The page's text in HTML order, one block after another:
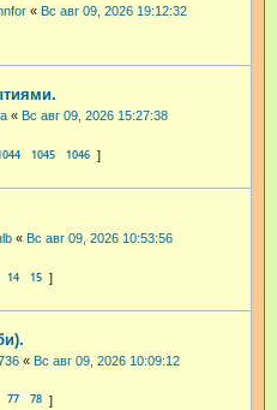
« Вс авг 09, 2026 19:12:32
« Вс авг 09, 2026 15:27:38
1045 1046
« Вс авг 09, 2026 10:53:56
14 15
« Вс авг 09, 2026 10:09:12
77 78